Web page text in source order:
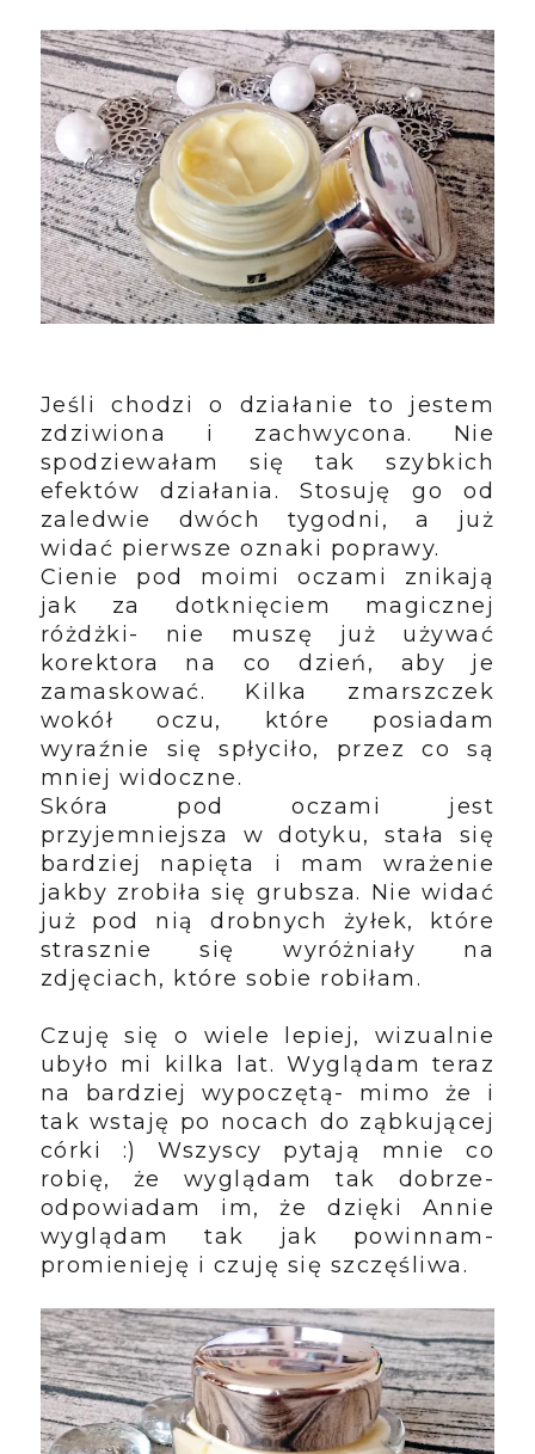
Jeśli chodzi o działanie to jestem
zdziwiona i zachwycona. Nie
spodziewałam się tak szybkich
efektów działania. Stosuję go od
zaledwie dwóch tygodni, a już
widać pierwsze oznaki poprawy.
Cienie pod moimi oczami znikają
jak za dotknięciem magicznej
różdżki- nie muszę już używać
korektora na co dzień, aby je
zamaskować. Kilka zmarszczek
wokół oczu, które posiadam
wyraźnie się spłyciło, przez co są
mniej widoczne.
Skóra pod oczami jest
przyjemniejsza w dotyku, stała się
bardziej napięta i mam wrażenie
jakby zrobiła się grubsza. Nie widać
już pod nią drobnych żyłek, które
strasznie się wyróżniały na
zdjęciach, które sobie robiłam.
Czuję się o wiele lepiej, wizualnie
ubyło mi kilka lat. Wyglądam teraz
na bardziej wypoczętą- mimo że i
tak wstaję po nocach do ząbkującej
córki :) Wszyscy pytają mnie co
robię, że wyglądam tak dobrze-
odpowiadam im, że dzięki Annie
wyglądam tak jak powinnam-
promienieję i czuję się szczęśliwa.